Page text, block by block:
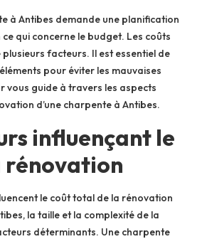
à Antibes demande une planification
qui concerne le budget. Les coûts
facteurs. Il est essentiel de
pour éviter les mauvaises
vous guide à travers les aspects
d’une charpente à Antibes.
influençant le
rénovation
le coût total de la rénovation
la taille et la complexité de la
déterminants. Une charpente